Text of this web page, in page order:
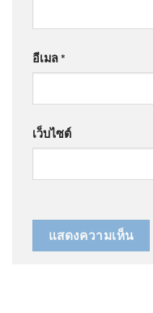
อีเมล*
เว็บไซต์